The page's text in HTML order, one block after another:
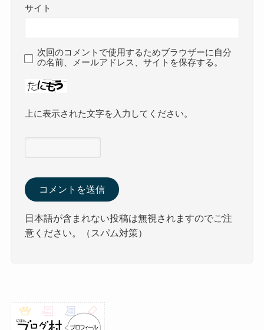
サイト
次回のコメントで使用するためブラウザーに自分
の名前、メールアドレス、サイトを保存する。
上に表示された文字を入力してください。
日本語が含まれない投稿は無視されますのでご注
意ください。（スパム対策）